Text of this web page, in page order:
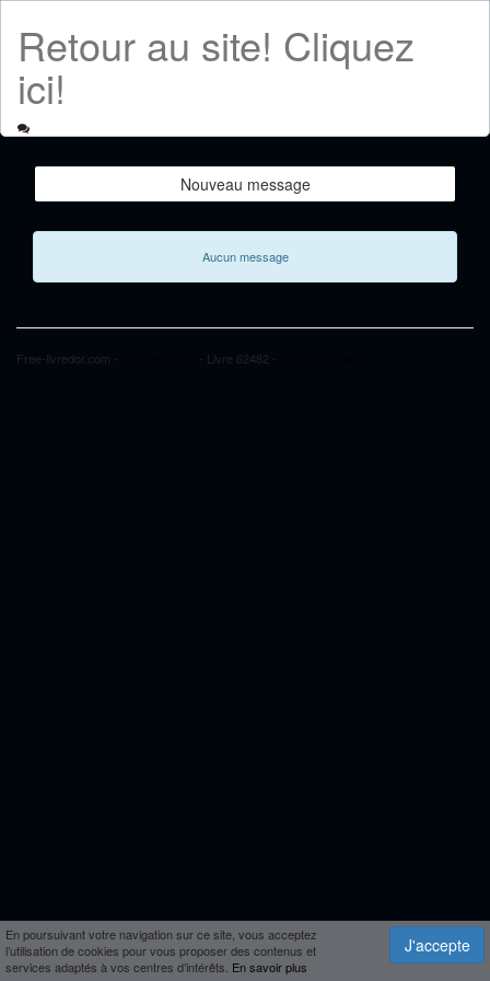
En poursuivant votre navigation sur ce site, vous acceptez
l’utilisation de cookies pour vous proposer des contenus et
services adaptés à vos centres d’intérêts. En savoir plus
J'accepte
Retour au site! Cliquez
ici!
Nouveau message
Aucun message
Free-livredor.com - - Livre 62482 -